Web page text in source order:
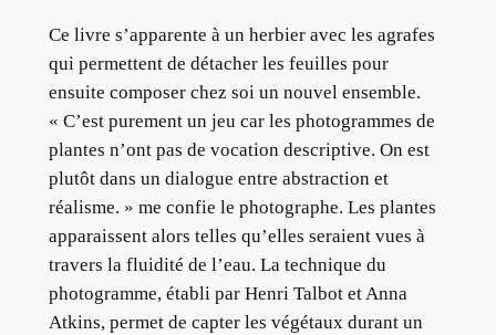
Ce livre s’apparente à un herbier avec les agrafes
qui permettent de détacher les feuilles pour
ensuite composer chez soi un nouvel ensemble.
« C’est purement un jeu car les photogrammes de
plantes n’ont pas de vocation descriptive. On est
plutôt dans un dialogue entre abstraction et
réalisme. » me confie le photographe. Les plantes
apparaissent alors telles qu’elles seraient vues à
travers la fluidité de l’eau. La technique du
photogramme, établi par Henri Talbot et Anna
Atkins, permet de capter les végétaux durant un